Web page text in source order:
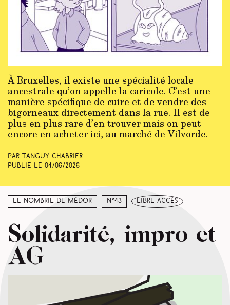
À Bruxelles, il existe une spécialité locale
ancestrale qu’on appelle la caricole. C’est une
manière spécifique de cuire et de vendre des
bigorneaux directement dans la rue. Il est de
plus en plus rare d’en trouver mais on peut
encore en acheter ici, au marché de Vilvorde.
Par Tanguy Chabrier
Publié le 04/06/2026
Le nombril de Médor N°43 libre accès
Solidarité, impro et
AG